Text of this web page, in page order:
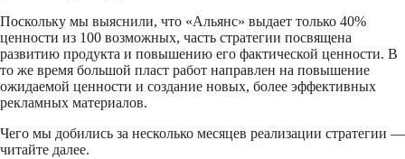
Поскольку мы выяснили, что «Альянс» выдает только 40%
ценности из 100 возможных, часть стратегии посвящена
развитию продукта и повышению его фактической ценности. В
то же время большой пласт работ направлен на повышение
ожидаемой ценности и создание новых, более эффективных
рекламных материалов.
Чего мы добились за несколько месяцев реализации стратегии —
читайте далее.